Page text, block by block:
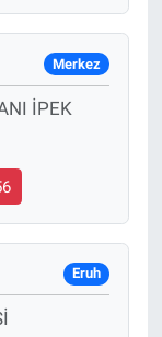
Merkez
İPEK
Eruh